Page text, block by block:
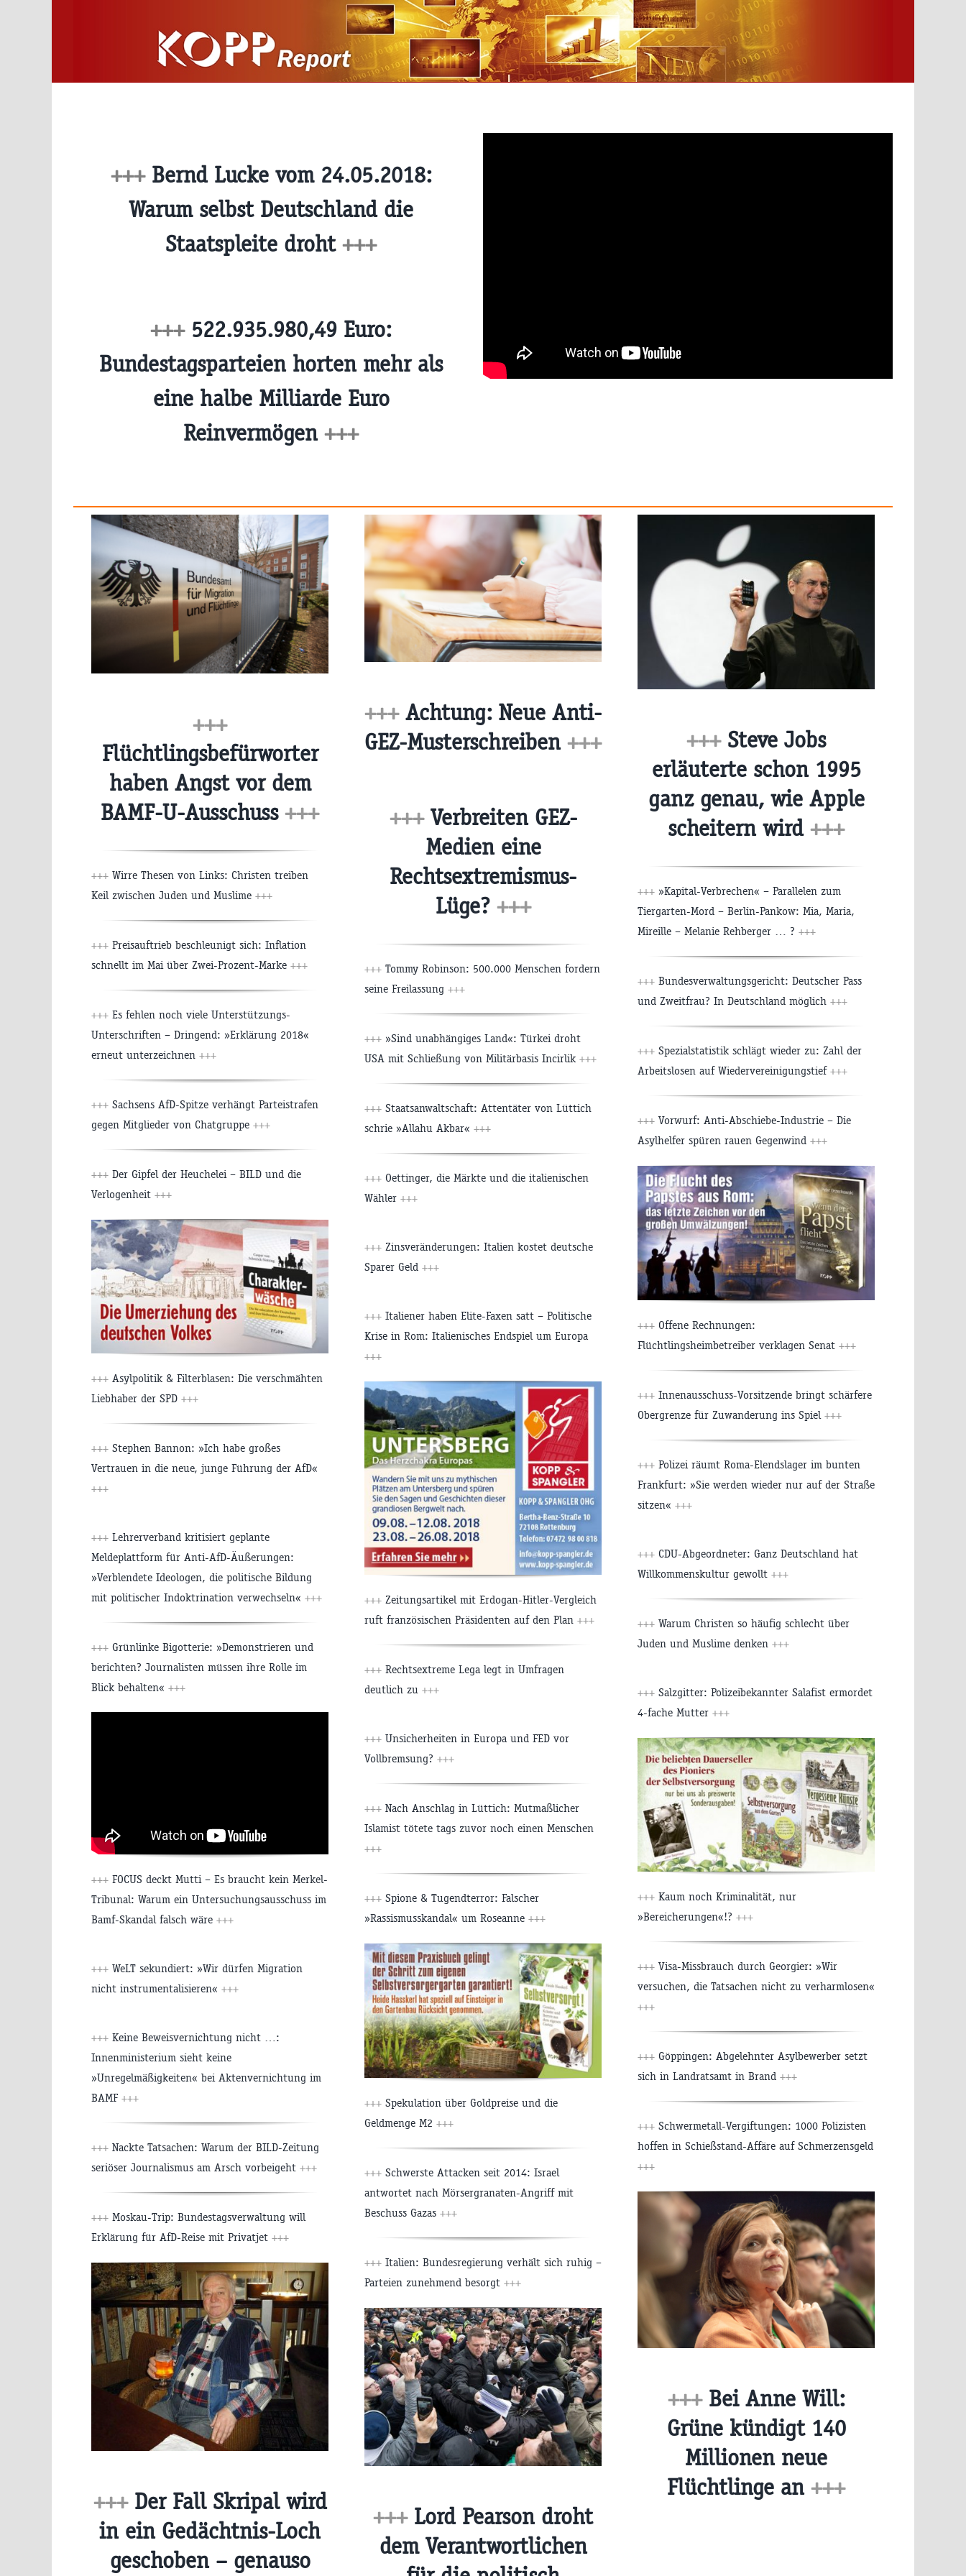
+++ Bernd Lucke vom 24.05.2018:
Warum selbst Deutschland die
Staatspleite droht +++
+++ 522.935.980,49 Euro:
Bundestagsparteien horten mehr als
eine halbe Milliarde Euro
Reinvermögen +++
+++
Flüchtlingsbefürworter
haben Angst vor dem
BAMF-U-Ausschuss +++
+++ Wirre Thesen von Links: Christen treiben
Keil zwischen Juden und Muslime +++
+++ Preisauftrieb beschleunigt sich: Inflation
schnellt im Mai über Zwei-Prozent-Marke +++
+++ Es fehlen noch viele Unterstützungs-
Unterschriften – Dringend: »Erklärung 2018«
erneut unterzeichnen +++
+++ Sachsens AfD-Spitze verhängt Parteistrafen
gegen Mitglieder von Chatgruppe +++
+++ Der Gipfel der Heuchelei – BILD und die
Verlogenheit +++
+++ Asylpolitik & Filterblasen: Die verschmähten
Liebhaber der SPD +++
+++ Stephen Bannon: »Ich habe großes
Vertrauen in die neue, junge Führung der AfD«
+++
+++ Lehrerverband kritisiert geplante
Meldeplattform für Anti-AfD-Äußerungen:
»Verblendete Ideologen, die politische Bildung
mit politischer Indoktrination verwechseln« +++
+++ Grünlinke Bigotterie: »Demonstrieren und
berichten? Journalisten müssen ihre Rolle im
Blick behalten« +++
+++ FOCUS deckt Mutti – Es braucht kein Merkel-
Tribunal: Warum ein Untersuchungsausschuss im
Bamf-Skandal falsch wäre +++
+++ WeLT sekundiert: »Wir dürfen Migration
nicht instrumentalisieren« +++
+++ Keine Beweisvernichtung nicht …:
Innenministerium sieht keine
»Unregelmäßigkeiten« bei Aktenvernichtung im
BAMF +++
+++ Nackte Tatsachen: Warum der BILD-Zeitung
seriöser Journalismus am Arsch vorbeigeht +++
+++ Moskau-Trip: Bundestagsverwaltung will
Erklärung für AfD-Reise mit Privatjet +++
+++ Der Fall Skripal wird
in ein Gedächtnis-Loch
geschoben – genauso
+++ Achtung: Neue Anti-
GEZ-Musterschreiben +++
+++ Verbreiten GEZ-
Medien eine
Rechtsextremismus-
Lüge? +++
+++ Tommy Robinson: 500.000 Menschen fordern
seine Freilassung +++
+++ »Sind unabhängiges Land«: Türkei droht
USA mit Schließung von Militärbasis Incirlik +++
+++ Staatsanwaltschaft: Attentäter von Lüttich
schrie »Allahu Akbar« +++
+++ Oettinger, die Märkte und die italienischen
Wähler +++
+++ Zinsveränderungen: Italien kostet deutsche
Sparer Geld +++
+++ Italiener haben Elite-Faxen satt – Politische
Krise in Rom: Italienisches Endspiel um Europa
+++
+++ Zeitungsartikel mit Erdogan-Hitler-Vergleich
ruft französischen Präsidenten auf den Plan +++
+++ Rechtsextreme Lega legt in Umfragen
deutlich zu +++
+++ Unsicherheiten in Europa und FED vor
Vollbremsung? +++
+++ Nach Anschlag in Lüttich: Mutmaßlicher
Islamist tötete tags zuvor noch einen Menschen
+++
+++ Spione & Tugendterror: Falscher
»Rassismusskandal« um Roseanne +++
+++ Spekulation über Goldpreise und die
Geldmenge M2 +++
+++ Schwerste Attacken seit 2014: Israel
antwortet nach Mörsergranaten-Angriff mit
Beschuss Gazas +++
+++ Italien: Bundesregierung verhält sich ruhig –
Parteien zunehmend besorgt +++
+++ Lord Pearson droht
dem Verantwortlichen
+++ Steve Jobs
erläuterte schon 1995
ganz genau, wie Apple
scheitern wird +++
+++ »Kapital-Verbrechen« – Parallelen zum
Tiergarten-Mord – Berlin-Pankow: Mia, Maria,
Mireille – Melanie Rehberger … ? +++
+++ Bundesverwaltungsgericht: Deutscher Pass
und Zweitfrau? In Deutschland möglich +++
+++ Spezialstatistik schlägt wieder zu: Zahl der
Arbeitslosen auf Wiedervereinigungstief +++
+++ Vorwurf: Anti-Abschiebe-Industrie – Die
Asylhelfer spüren rauen Gegenwind +++
+++ Offene Rechnungen:
Flüchtlingsheimbetreiber verklagen Senat +++
+++ Innenausschuss-Vorsitzende bringt schärfere
Obergrenze für Zuwanderung ins Spiel +++
+++ Polizei räumt Roma-Elendslager im bunten
Frankfurt: »Sie werden wieder nur auf der Straße
sitzen« +++
+++ CDU-Abgeordneter: Ganz Deutschland hat
Willkommenskultur gewollt +++
+++ Warum Christen so häufig schlecht über
Juden und Muslime denken +++
+++ Salzgitter: Polizeibekannter Salafist ermordet
4-fache Mutter +++
+++ Kaum noch Kriminalität, nur
»Bereicherungen«!? +++
+++ Visa-Missbrauch durch Georgier: »Wir
versuchen, die Tatsachen nicht zu verharmlosen«
+++
+++ Göppingen: Abgelehnter Asylbewerber setzt
sich in Landratsamt in Brand +++
+++ Schwermetall-Vergiftungen: 1000 Polizisten
hoffen in Schießstand-Affäre auf Schmerzensgeld
+++
+++ Bei Anne Will:
Grüne kündigt 140
Millionen neue
Flüchtlinge an +++